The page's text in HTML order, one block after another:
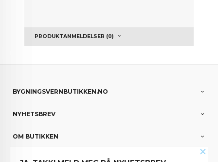
PRODUKTANMELDELSER (0)
BYGNINGSVERNBUTIKKEN.NO
NYHETSBREV
OM BUTIKKEN
×